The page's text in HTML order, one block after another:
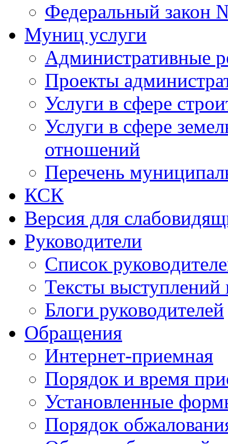
Федеральный закон
Муниц услуги
Административные
Проекты
Услуги в сфере
Услуги в сфере
отношений
Перечень
КСК
Версия для
Руководители
Список
Тексты выступлений
Блоги руководителей
Обращения
Интернет-приемная
Порядок и время
Установленные
Порядок